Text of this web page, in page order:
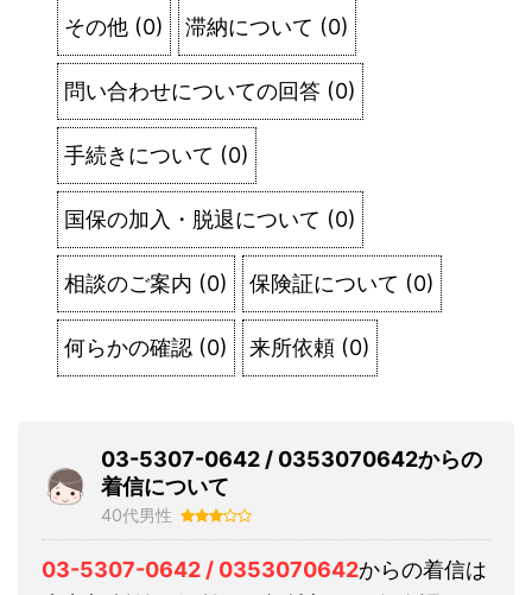
その他 (0) 滞納について (0)
問い合わせについての回答 (0)
手続きについて (0)
国保の加入・脱退について (0)
相談のご案内 (0) 保険証について (0)
何らかの確認 (0) 来所依頼 (0)
03-5307-0642 / 0353070642からの
着信について
40代男性
03-5307-0642 / 0353070642からの着信は